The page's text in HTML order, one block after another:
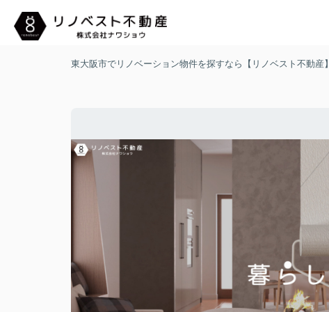
東大阪市でリノベーション物件を探すなら【リノベスト不動産】